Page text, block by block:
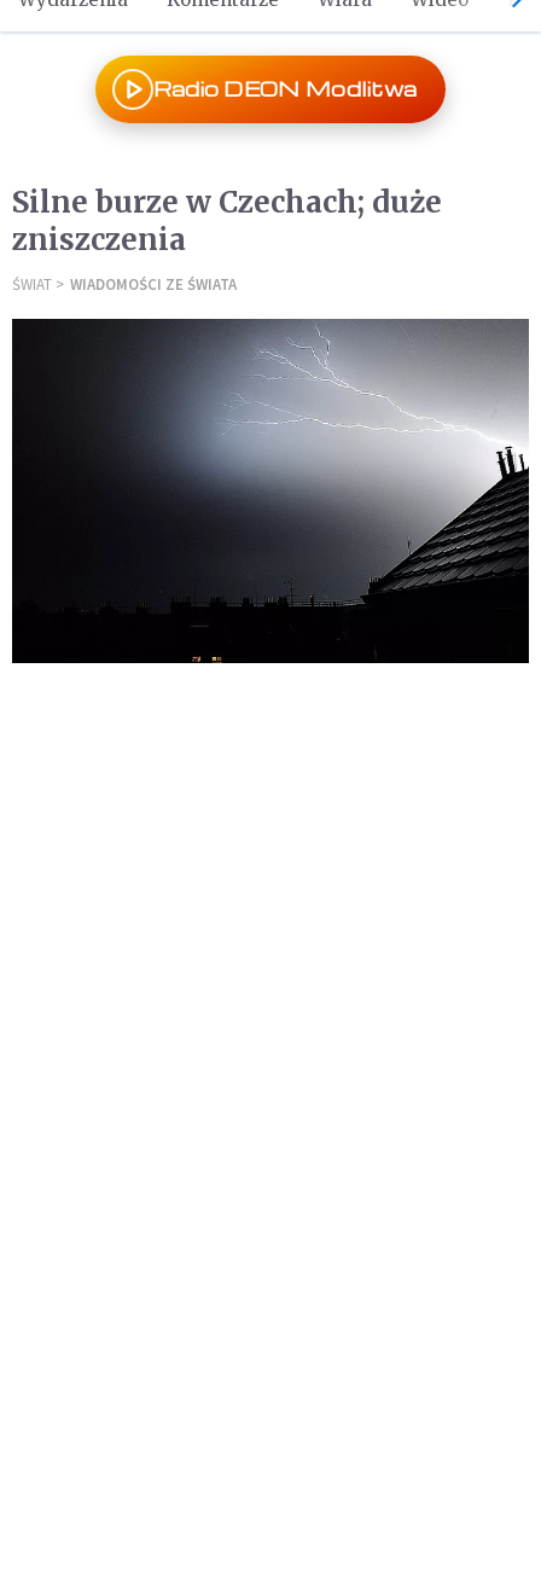
Radio DEON Modlitwa
Silne burze w Czechach; duże
zniszczenia
ŚWIAT WIADOMOŚCI ZE ŚWIATA